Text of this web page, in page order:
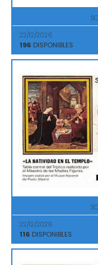
22/12/2026
196 DISPONIBLES
22/12/2026
116 DISPONIBLES